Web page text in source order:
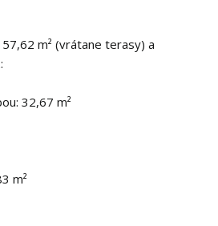
m² (vrátane terasy) a
32,67 m²
m²